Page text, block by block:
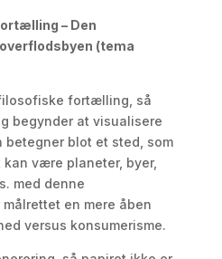
– Den
(tema
fortælling, så
begynder at visualisere
betegner blot et sted, som
være planeter, byer,
med denne
en mere åben
versus konsumerisme.